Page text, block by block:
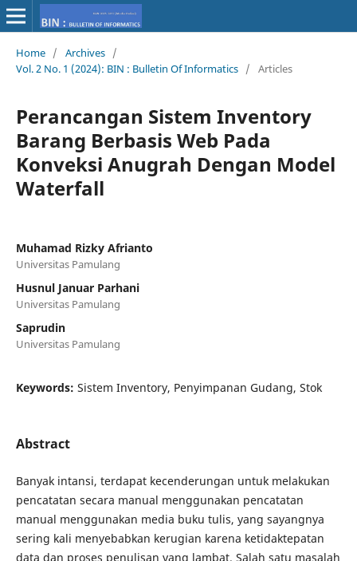
Home / Archives /
Vol. 2 No. 1 (2024): BIN : Bulletin Of Informatics / Articles
Perancangan Sistem Inventory
Barang Berbasis Web Pada
Konveksi Anugrah Dengan Model
Waterfall
Muhamad Rizky Afrianto
Universitas Pamulang
Husnul Januar Parhani
Universitas Pamulang
Saprudin
Universitas Pamulang
Keywords: Sistem Inventory, Penyimpanan Gudang, Stok
Abstract
Banyak intansi, terdapat kecenderungan untuk melakukan
pencatatan secara manual menggunakan pencatatan
manual menggunakan media buku tulis, yang sayangnya
sering kali menyebabkan kerugian karena ketidaktepatan
data dan proses penulisan yang lambat. Salah satu masalah